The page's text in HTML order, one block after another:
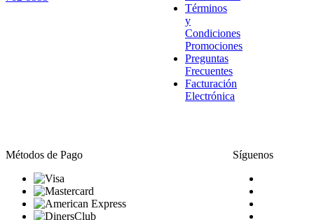
Términos
y
Condiciones
Promociones
Preguntas
Frecuentes
Facturación
Electrónica
Métodos de Pago Síguenos